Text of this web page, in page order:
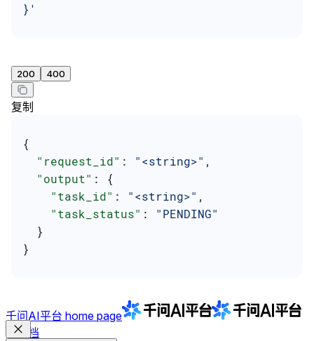
}'
200 400
复制
{
  "request_id"
: "<string>" ,
  "output"
: {
    "task_id"
: "<string>" ,
    "task_status"
: "PENDING"
  }
}
千问AI平台 home page
文档